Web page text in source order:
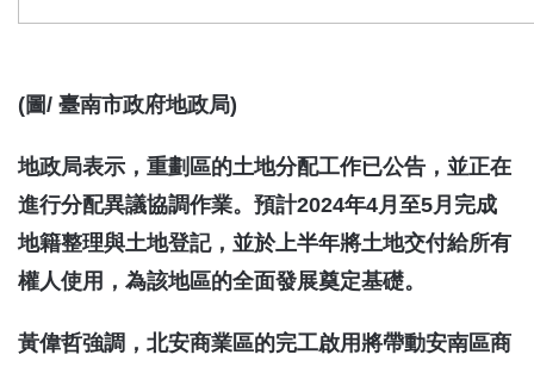
(圖/ 臺南市政府地政局)
地政局表示，重劃區的土地分配工作已公告，並正在
進行分配異議協調作業。預計2024年4月至5月完成
地籍整理與土地登記，並於上半年將土地交付給所有
權人使用，為該地區的全面發展奠定基礎。
黃偉哲強調，北安商業區的完工啟用將帶動安南區商